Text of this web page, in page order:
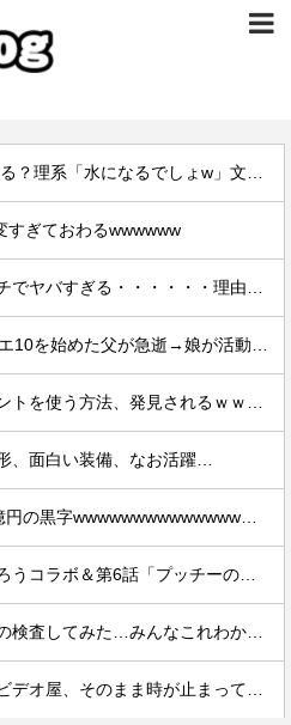
すぎておわるwwwwww
、面白い装備、なお活躍…